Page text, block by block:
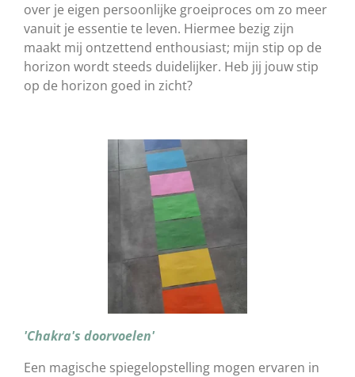
over je eigen persoonlijke groeiproces om zo meer
vanuit je essentie te leven. Hiermee bezig zijn
maakt mij ontzettend enthousiast; mijn stip op de
horizon wordt steeds duidelijker. Heb jij jouw stip
op de horizon goed in zicht?
'Chakra's doorvoelen'
Een magische spiegelopstelling mogen ervaren in